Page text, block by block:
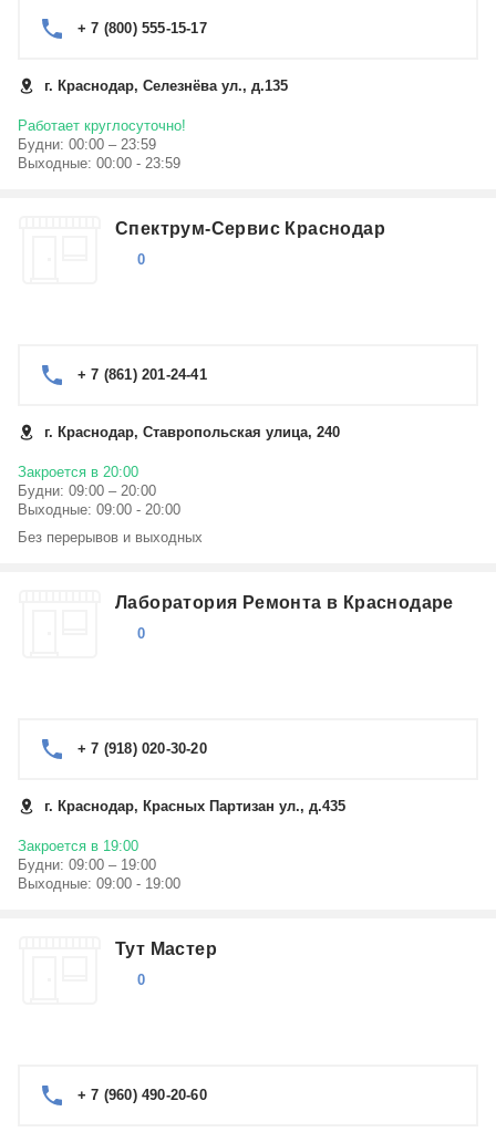
+ 7 (800) 555-15-17
г. Краснодар, Селезнёва ул., д.135
Работает круглосуточно!
Будни: 00:00 – 23:59
Выходные: 00:00 - 23:59
Спектрум-Сервис Краснодар
0
+ 7 (861) 201-24-41
г. Краснодар, Ставропольская улица, 240
Закроется в 20:00
Будни: 09:00 – 20:00
Выходные: 09:00 - 20:00
Без перерывов и выходных
Лаборатория Ремонта в Краснодаре
0
+ 7 (918) 020-30-20
г. Краснодар, Красных Партизан ул., д.435
Закроется в 19:00
Будни: 09:00 – 19:00
Выходные: 09:00 - 19:00
Тут Мастер
0
+ 7 (960) 490-20-60